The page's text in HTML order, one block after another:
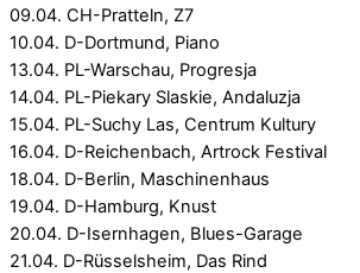
09.04. CH-Pratteln, Z7
10.04. D-Dortmund, Piano
13.04. PL-Warschau, Progresja
14.04. PL-Piekary Slaskie, Andaluzja
15.04. PL-Suchy Las, Centrum Kultury
16.04. D-Reichenbach, Artrock Festival
18.04. D-Berlin, Maschinenhaus
19.04. D-Hamburg, Knust
20.04. D-Isernhagen, Blues-Garage
21.04. D-Rüsselsheim, Das Rind